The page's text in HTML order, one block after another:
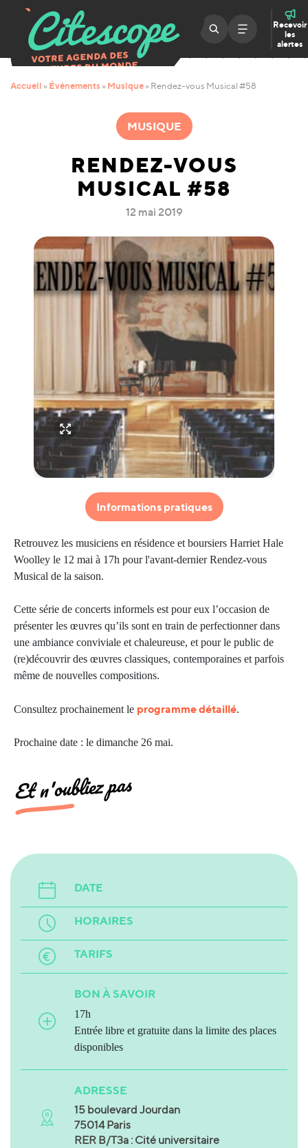
Recevoir
les
alertes
Accueil » Événements » Musique » Rendez-vous Musical #58
MUSIQUE
RENDEZ-VOUS
MUSICAL #58
12 mai 2019
Informations pratiques
Retrouvez les musiciens en résidence et boursiers Harriet Hale
Woolley le 12 mai à 17h pour l'avant-dernier Rendez-vous
Musical de la saison.
Cette série de concerts informels est pour eux l’occasion de
présenter les œuvres qu’ils sont en train de perfectionner dans
une ambiance conviviale et chaleureuse, et pour le public de
(re)découvrir des œuvres classiques, contemporaines et parfois
même de nouvelles compositions.
Consultez prochainement le programme détaillé.
Prochaine date : le dimanche 26 mai.
Et n'oubliez pas
DATE
HORAIRES
TARIFS
BON À SAVOIR
17h
Entrée libre et gratuite dans la limite des places
disponibles
ADRESSE
15 boulevard Jourdan
75014 Paris
RER B/T3a : Cité universitaire